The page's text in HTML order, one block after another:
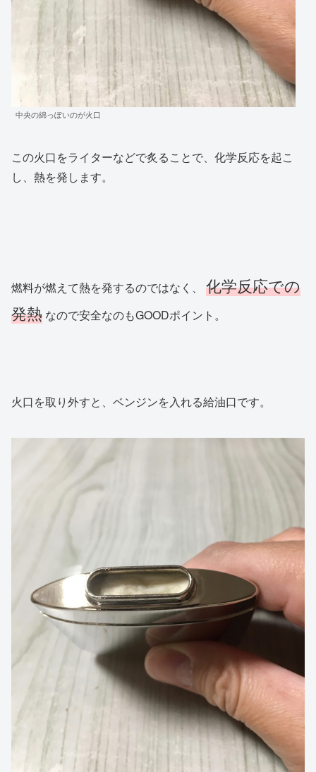
中央の綿っぽいのが火口
この火口をライターなどで炙ることで、化学反応を起こ
し、熱を発します。
燃料が燃えて熱を発するのではなく、 化学反応での
発熱 なので安全なのもGOODポイント。
火口を取り外すと、ベンジンを入れる給油口です。